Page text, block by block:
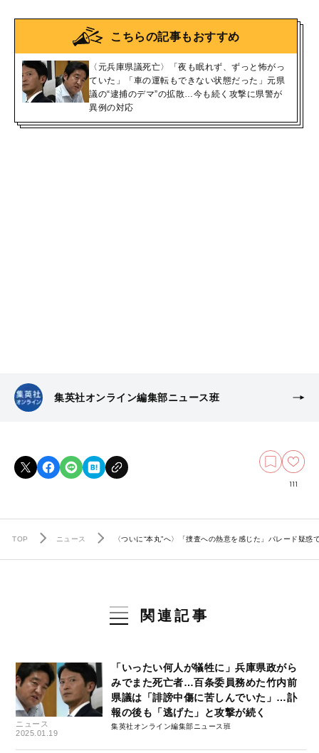
こちらの記事もおすすめ
〈元兵庫県議死亡〉「夜も眠れず、ずっと怖がっ
ていた」「車の運転もできない状態だった」元県
議の“逮捕のデマ”の拡散…今も続く攻撃に県警が
異例の対応
集英社オンライン編集部ニュース班
111
TOP ニュース 〈ついに“本丸”へ〉「捜査への熱意を感じた」パレード疑
関連記事
ニュース
2025.01.19
「いったい何人が犠牲に」兵庫県政がら
みでまた死亡者…百条委員務めた竹内前
県議は「誹謗中傷に苦しんでいた」…訃
報の後も「逃げた」と攻撃が続く
集英社オンライン編集部ニュース班